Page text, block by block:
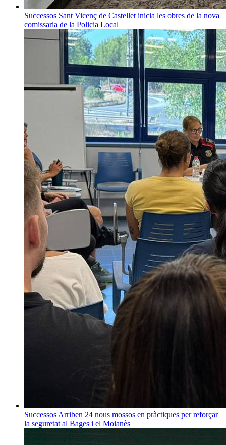
Successos Sant Vicenç de Castellet inicia les obres de la nova
comissaria de la Policia Local
Successos Arriben 24 nous mossos en pràctiques per reforçar
la seguretat al Bages i el Moianès